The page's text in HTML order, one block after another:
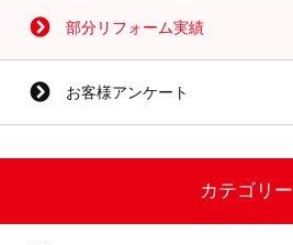
部分リフォーム実績
お客様アンケート
カテゴリー